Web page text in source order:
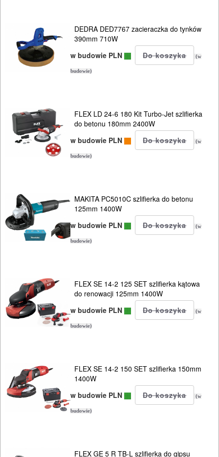
tarczowe
piły
do
piły
szablowe
pistolety
elektryczne
polerki
przecinarki
radia
budowlane
strugi,
heble
szlifierki
DEDRA DED7767 zacieraczka do tynków
390mm 710W
w budowie PLN
(w
budowie)
FLEX LD 24-6 180 Kit Turbo-Jet szlifierka
do betonu 180mm 2400W
w budowie PLN
(w
budowie)
MAKITA PC5010C szlifierka do betonu
125mm 1400W
w budowie PLN
(w
budowie)
FLEX SE 14-2 125 SET szlifierka kątowa
do renowacji 125mm 1400W
w budowie PLN
(w
budowie)
FLEX SE 14-2 150 SET szlifierka 150mm
1400W
w budowie PLN
(w
budowie)
FLEX GE 5 R TB-L szlifierka do gipsu